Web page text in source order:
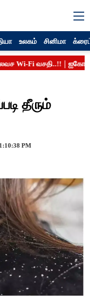
உலகம் சினிமா
தீரும்
PM